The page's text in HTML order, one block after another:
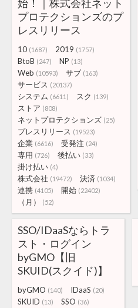
始！｜株式会社ネット
プロテクションズのプ
レスリリース
10 (1687) 2019 (1757)
BtoB (247) NP (13)
Web (10593) サブ (163)
サービス (20137)
システム (6611) スク (139)
ストア (808)
ネットプロテクションズ (25)
プレスリリース (19523)
企業 (6616) 受発注 (24)
専用 (726) 後払い (33)
掛け払い (4)
株式会社 (19472) 決済 (1034)
連携 (4105) 開始 (22402)
（月） (52)
SSO/IDaaSならトラ
スト・ログイン
byGMO【旧
SKUID(スクイド)】
byGMO (140) IDaaS (20)
SKUID (13) SSO (36)